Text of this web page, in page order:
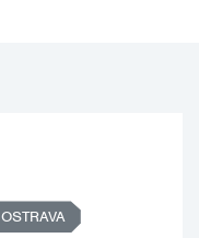
OSTRAVA